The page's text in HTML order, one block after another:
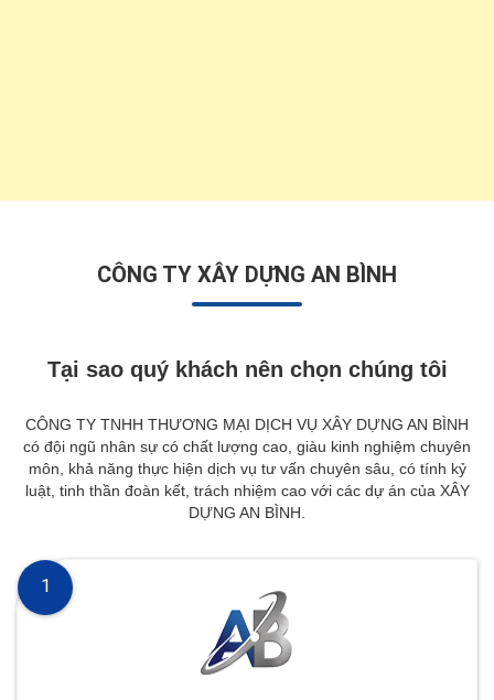
CÔNG TY XÂY DỰNG AN BÌNH
Tại sao quý khách nên chọn chúng tôi
CÔNG TY TNHH THƯƠNG MẠI DỊCH VỤ XÂY DỰNG AN BÌNH
có đội ngũ nhân sự có chất lượng cao, giàu kinh nghiệm chuyên
môn, khả năng thực hiện dịch vụ tư vấn chuyên sâu, có tính kỷ
luật, tinh thần đoàn kết, trách nhiệm cao với các dự án của XÂY
DỰNG AN BÌNH.
1